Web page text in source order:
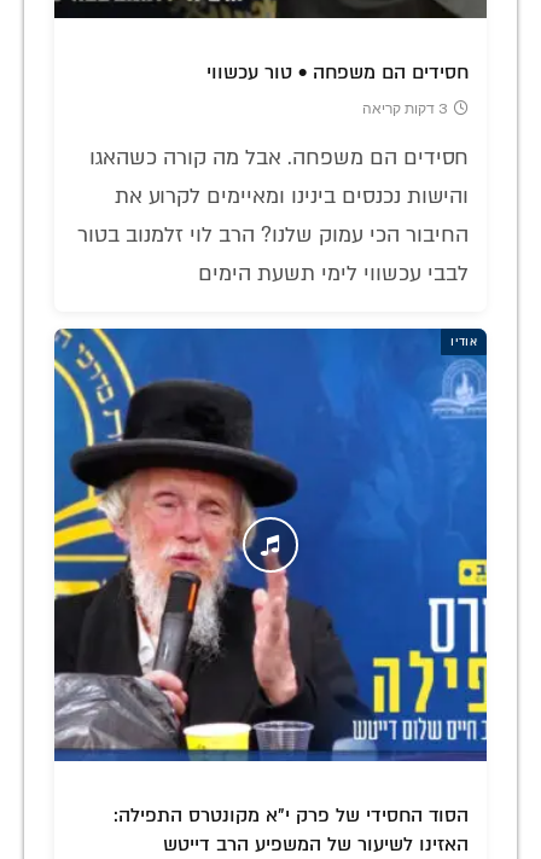
חסידים הם משפחה • טור עכשווי
3 דקות קריאה
חסידים הם משפחה. אבל מה קורה כשהאגו
והישות נכנסים בינינו ומאיימים לקרוע את
החיבור הכי עמוק שלנו? הרב לוי זלמנוב בטור
לבבי עכשווי לימי תשעת הימים
אודיו
הסוד החסידי של פרק י"א מקונטרס התפילה:
האזינו לשיעור של המשפיע הרב דייטש